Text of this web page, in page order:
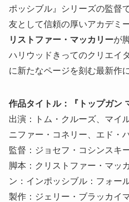
ポッシブル』シリーズの監督
友として信頼の厚いアカデミ
リストファー・マッカリーが
ハリウッドきってのクリエイ
に新たなページを刻む最新作
作品タイトル：『トップガン
出演：トム・クルーズ、マイ
ニファー・コネリー、エド・
監督：ジョセフ・コシンスキ
脚本：クリストファー・マッ
ン：インポッシブル：フォー
製作：ジェリー・ブラッカイ